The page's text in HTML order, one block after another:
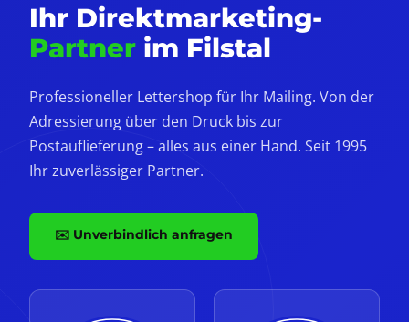
Ihr Direktmarketing-
Partner im Filstal
Professioneller Lettershop für Ihr Mailing. Von der
Adressierung über den Druck bis zur
Postauflieferung – alles aus einer Hand. Seit 1995
Ihr zuverlässiger Partner.
✉️ Unverbindlich anfragen